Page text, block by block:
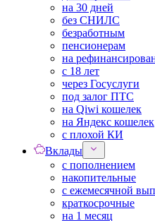
на 30 дней
без СНИЛС
безработным
пенсионерам
на
с 18 лет
через Госуслуги
под залог ПТС
на Qiwi кошелек
на Яндекс кошелек
с плохой КИ
Вклады
с пополнением
накопительные
с ежемесячной
краткосрочные
на 1 месяц